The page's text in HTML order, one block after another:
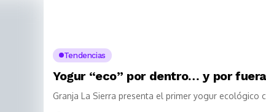
Tendencias
Yogur “eco” por dentro… y por fuera
Granja La Sierra presenta el primer yogur ecológico